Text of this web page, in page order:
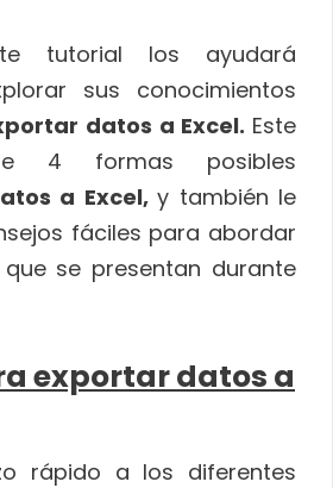
tutorial los ayudará
sus conocimientos
datos a Excel. Este
4 formas posibles
a Excel,y también le
fáciles para abordar
se presentan durante
exportar datos a
rápido a los diferentes